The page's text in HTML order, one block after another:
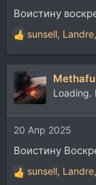
Воистину
Р
е
а
к
ц
и
и
:
sunsell, Landre,
Loading.
20 Апр 2025
Воистину
Р
sunsell, Landre,